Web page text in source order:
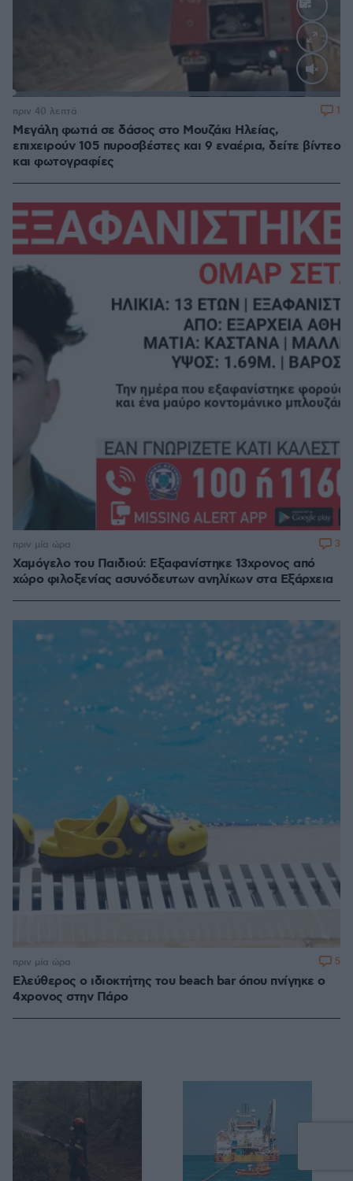
Loaded:
Μεγάλη φωτιά σε δάσος στο Μουζάκι Ηλείας,
επιχειρούν 105 πυροσβέστες και 9 εναέρια, δείτε βίντεο
και φωτογραφίες
πριν 40 λεπτά 1
Χαμόγελο του Παιδιού: Εξαφανίστηκε 13χρονος από
χώρο φιλοξενίας ασυνόδευτων ανηλίκων στα Εξάρχεια
πριν μία ώρα 3
Ελεύθερος ο ιδιοκτήτης του beach bar όπου πνίγηκε ο
4χρονος στην Πάρο
πριν μία ώρα 5